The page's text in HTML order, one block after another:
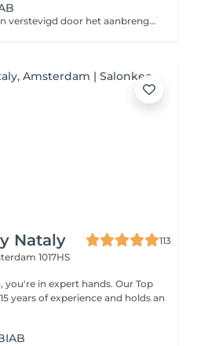
Je natuurlijke nagels worden verstevigd door het aanbrengen van een set kunstnagels. Je nagels worden hierbij niet verlengd met tips.
Nataly
113
1017HS
you're in expert hands. Our Top
years of experience and holds an